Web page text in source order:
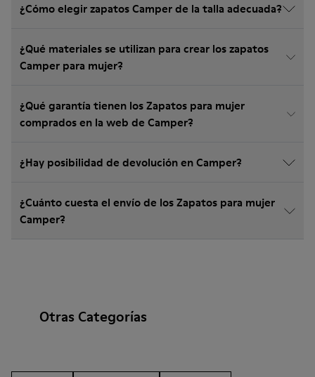
¿Cómo elegir zapatos Camper de la talla adecuada?
¿Qué materiales se utilizan para crear los zapatos
Camper para mujer?
¿Qué garantía tienen los Zapatos para mujer
comprados en la web de Camper?
¿Hay posibilidad de devolución en Camper?
¿Cuánto cuesta el envío de los Zapatos para mujer
Camper?
Otras Categorías